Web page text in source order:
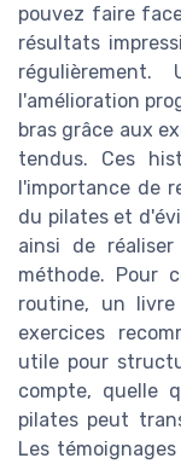
pouvez faire
résultats
l'amélioration
bras grâce aux
tendus. Ces
l'importance de
du pilates et
ainsi de
méthode. Pour
routine, un
exercices
utile pour
compte, quelle
pilates peut
Les